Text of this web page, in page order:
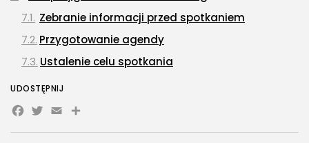
Zebranie informacji przed spotkaniem
Przygotowanie agendy
Ustalenie celu spotkania
Agenda kickoff meetingu
Otwarcie spotkania i przedstawienie
UDOSTĘPNIJ
Facebook
Twitter
Email